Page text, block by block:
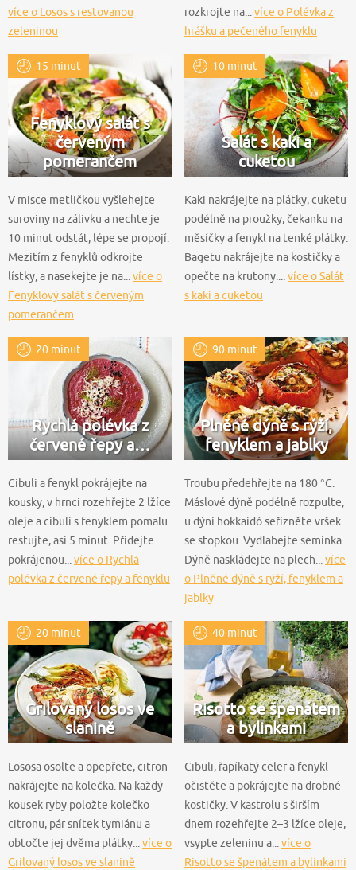
více o Losos s restovanou
zeleninou
rozkrojte na... více o Polévka z
hrášku a pečeného fenyklu
15 minut
Fenyklový salát s
červeným
pomerančem
V misce metličkou vyšlehejte
suroviny na zálivku a nechte je
10 minut odstát, lépe se propojí.
Mezitím z fenyklů odkrojte
lístky, a nasekejte je na... více o
Fenyklový salát s červeným
pomerančem
10 minut
Salát s kaki a
cuketou
Kaki nakrájejte na plátky, cuketu
podélně na proužky, čekanku na
měsíčky a fenykl na tenké plátky.
Bagetu nakrájejte na kostičky a
opečte na krutony.... více o Salát
s kaki a cuketou
20 minut
Rychlá polévka z
červené řepy a…
Cibuli a fenykl pokrájejte na
kousky, v hrnci rozehřejte 2 lžíce
oleje a cibuli s fenyklem pomalu
restujte, asi 5 minut. Přidejte
pokrájenou... více o Rychlá
polévka z červené řepy a fenyklu
90 minut
Plněné dýně s rýží,
fenyklem a jablky
Troubu předehřejte na 180 °C.
Máslové dýně podélně rozpulte,
u dýní hokkaidó seřízněte vršek
se stopkou. Vydlabejte semínka.
Dýně naskládejte na plech... více
o Plněné dýně s rýží, fenyklem a
jablky
20 minut
Grilovaný losos ve
slanině
Lososa osolte a opepřete, citron
nakrájejte na kolečka. Na každý
kousek ryby položte kolečko
citronu, pár snítek tymiánu a
obtočte jej dvěma plátky...více o
Grilovaný losos ve slanině
40 minut
Risotto se špenátem
a bylinkami
Cibuli, řapíkatý celer a fenykl
očistěte a pokrájejte na drobné
kostičky. V kastrolu s širším
dnem rozehřejte 2–3 lžíce oleje,
vsypte zeleninu a...více o
Risotto se špenátem a bylinkami